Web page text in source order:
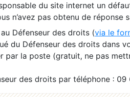
du site internet un
n’avez pas obtenu de réponse
Défenseur des droits (via le
du Défenseur des droits dans
par la poste (gratuit, ne pas
des droits par téléphone :